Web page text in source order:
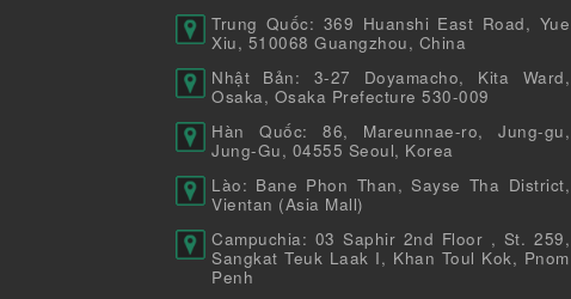
Trung Quốc: 369 Huanshi East Road, Yue
Xiu, 510068 Guangzhou, China
Nhật Bản: 3-27 Doyamacho, Kita Ward,
Osaka, Osaka Prefecture 530-009
Hàn Quốc: 86, Mareunnae-ro, Jung-gu,
Jung-Gu, 04555 Seoul, Korea
Lào: Bane Phon Than, Sayse Tha District,
Vientan (Asia Mall)
Campuchia: 03 Saphir 2nd Floor , St. 259,
Sangkat Teuk Laak I, Khan Toul Kok, Pnom
Penh